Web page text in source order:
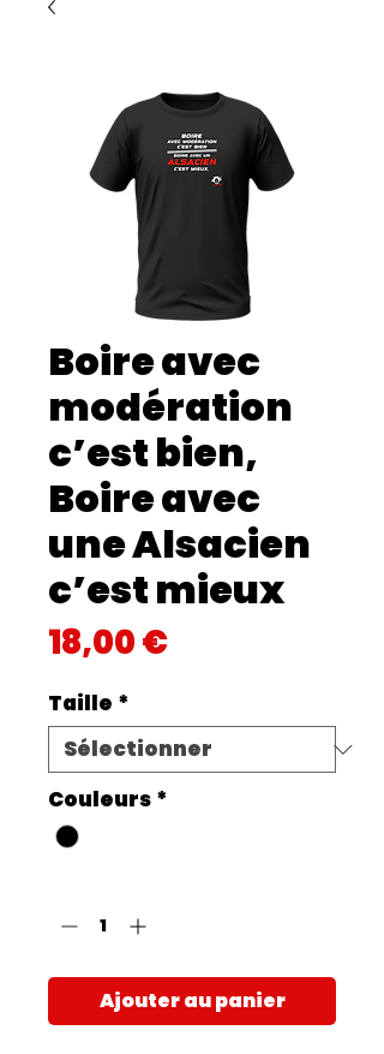
Boire avec
modération
c’est bien,
Boire avec
une Alsacien
c’est mieux
18,00 €Prix
Taille *
Couleurs *
Ajouter au panier